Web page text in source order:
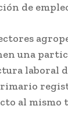
de
una
laboral
al mismo